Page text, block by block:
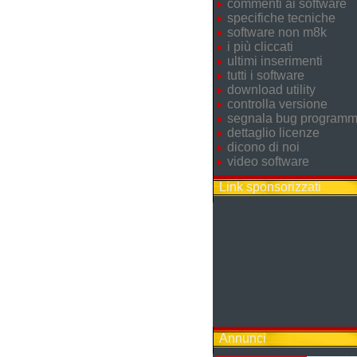
commenti ai software
specifiche tecniche
software non m8k
i più cliccati
ultimi inserimenti
tutti i software
download utility
controlla versione
segnala bug
dettaglio licenze
dicono di noi
video software
Link sponsorizzati
Annunci